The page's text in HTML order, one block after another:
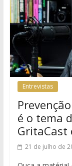
Entrevistas
é o tema
GritaCast
21 de julho de